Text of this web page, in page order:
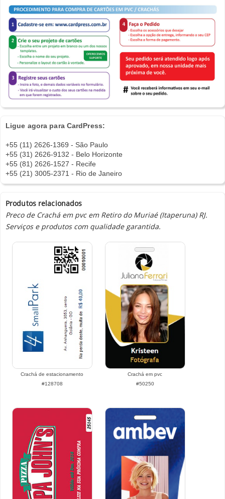
Ligue agora para CardPress:
+55 (11) 2626-1369 - São Paulo
+55 (31) 2626-9132 - Belo Horizonte
+55 (81) 2626-1527 - Recife
+55 (21) 3005-2371 - Rio de Janeiro
Produtos relacionados
Preco de Crachá em pvc em Retiro do Muriaé (Itaperuna) RJ.
Serviços e produtos com qualidade garantida.
Crachá de estacionamento
#128708
Crachá em pvc
#50250